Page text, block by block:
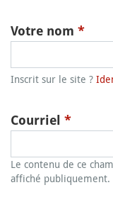
Votre nom *
Inscrit sur le site ?
Courriel *
Le contenu de ce
affiché publiquement.